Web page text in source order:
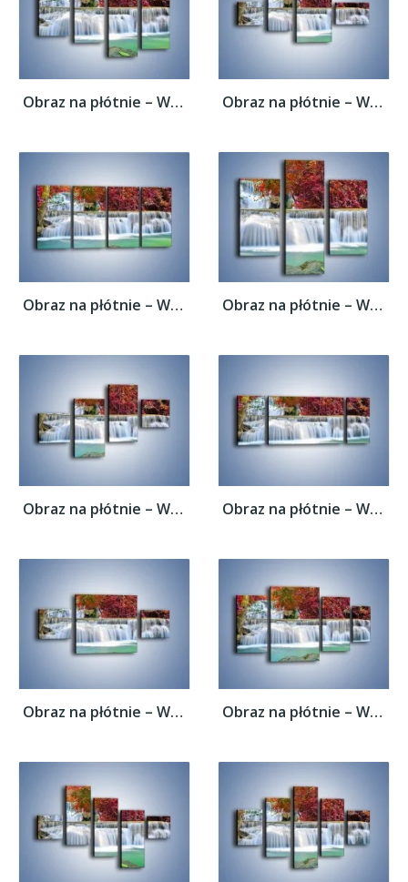
Obraz na płótnie – Wodospad wśród... Obraz na płótnie – Wodospad wśród...
Obraz na płótnie – Wodospad wśród... Obraz na płótnie – Wodospad wśród...
Obraz na płótnie – Wodospad wśród... Obraz na płótnie – Wodospad wśród...
Obraz na płótnie – Wodospad wśród... Obraz na płótnie – Wodospad wśród...